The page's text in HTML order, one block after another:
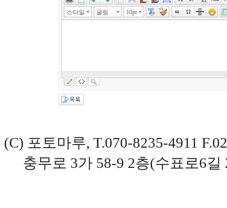
스타일 굴림 10pt
(C) 포토마루, T.070-8235-4911
충무로 3가 58-9 2층(수표로6